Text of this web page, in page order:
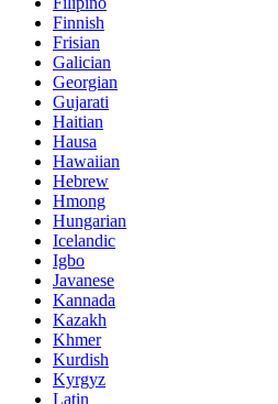
Finnish
Frisian
Galician
Georgian
Gujarati
Haitian
Hausa
Hawaiian
Hebrew
Hmong
Hungarian
Icelandic
Igbo
Javanese
Kannada
Kazakh
Khmer
Kurdish
Kyrgyz
Latin